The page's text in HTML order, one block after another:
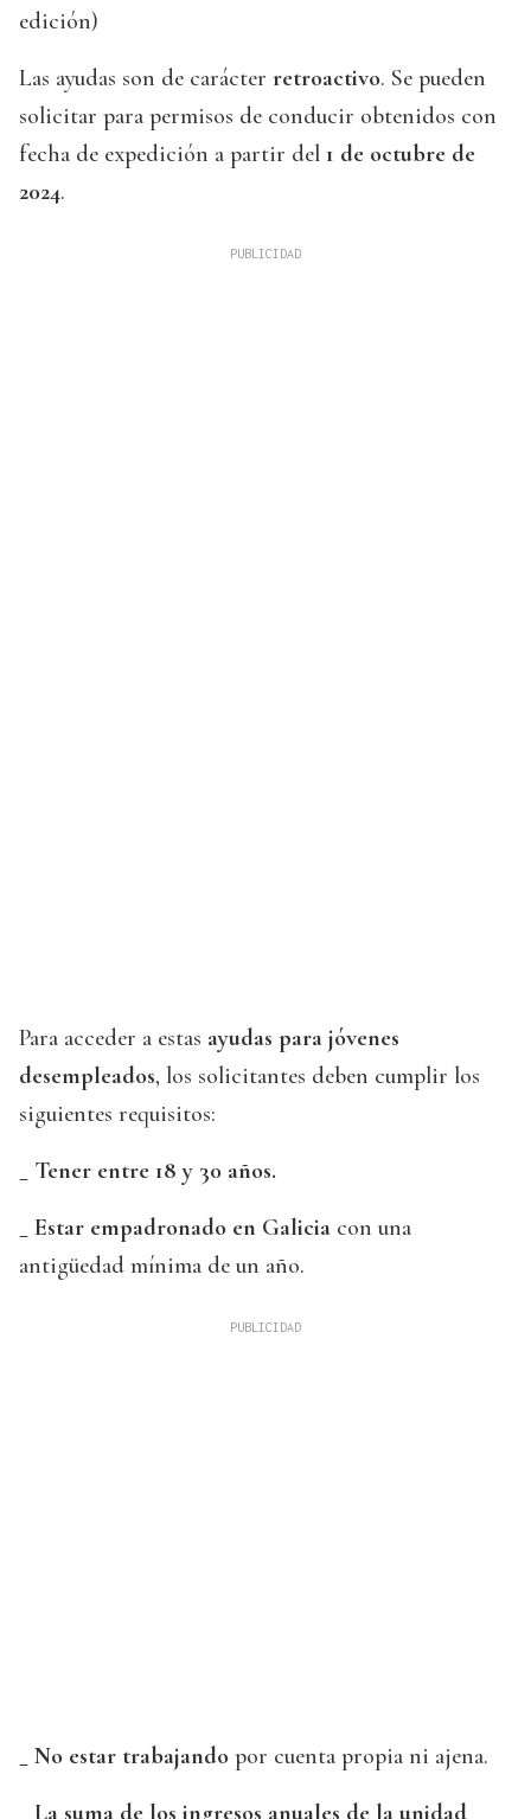
edición)
Las ayudas son de carácter retroactivo. Se pueden
solicitar para permisos de conducir obtenidos con
fecha de expedición a partir del 1 de octubre de
2024.
Para acceder a estas ayudas para jóvenes
desempleados, los solicitantes deben cumplir los
siguientes requisitos:
_ Tener entre 18 y 30 años.
_ Estar empadronado en Galicia con una
antigüedad mínima de un año.
_ No estar trabajando por cuenta propia ni ajena.